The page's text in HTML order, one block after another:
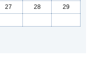
27 28
29